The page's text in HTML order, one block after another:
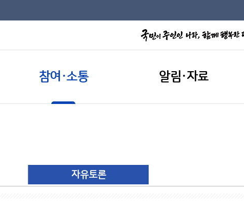
참여·소통 알림·자료
자유토론